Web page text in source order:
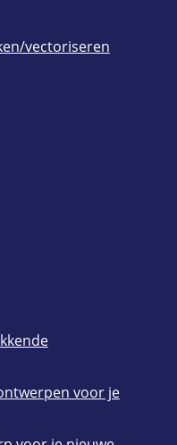
vectoriseren
voor je